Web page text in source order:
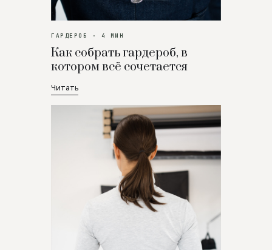
ГАРДЕРОБ · 4 МИН
Как собрать гардероб, в
котором всё сочетается
Читать